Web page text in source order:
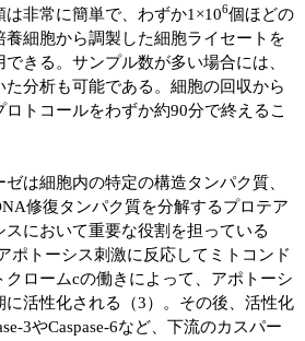
非常に簡単で、わずか1×106個ほどの
細胞から調製した細胞ライセートを
きる。サンプル数が多い場合には、
分析も可能である。細胞の回収から
トコールをわずか約90分で終えるこ
は細胞内の特定の構造タンパク質、
修復タンパク質を分解するプロテア
において重要な役割を担っている
ポトーシス刺激に反応してミトコンド
クロームcの働きによって、アポトーシ
に活性化される（3）。その後、活性化
3やCaspase-6など、下流のカスパー